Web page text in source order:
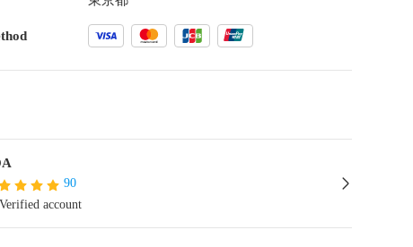
90
Verified account